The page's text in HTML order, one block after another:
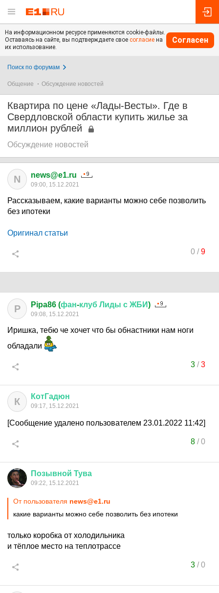
На информационном ресурсе применяются cookie-файлы.
Оставаясь на сайте, вы подтверждаете свое согласие на
их использование.
Согласен
Поиск по форумам
Общение Обсуждение новостей
Квартира по цене «Лады-Весты». Где в
Свердловской области купить жилье за
миллион рублей
Обсуждение новостей
N news@e1.ru
09:00, 15.12.2021
Рассказываем, какие варианты можно себе позволить
без ипотеки
Оригинал статьи
0/9
P Pipa86 (фан-клуб Лиды с ЖБИ)
09:08, 15.12.2021
Иришка, тебю че хочет что бы обнастники нам ноги
обладали
3/3
К КотГадюн
09:17, 15.12.2021
[Сообщение удалено пользователем 23.01.2022 11:42]
8/0
Позывной Тува
09:22, 15.12.2021
От пользователя news@e1.ru
какие варианты можно себе позволить без ипотеки
только коробка от холодильника
и тёплое место на теплотрассе
3/0